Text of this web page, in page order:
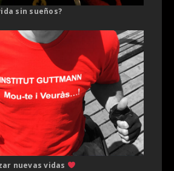
sin sueños?
nuevas vidas